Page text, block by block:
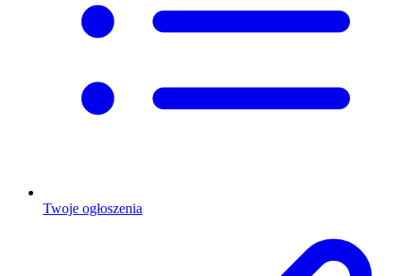
Twoje ogłoszenia